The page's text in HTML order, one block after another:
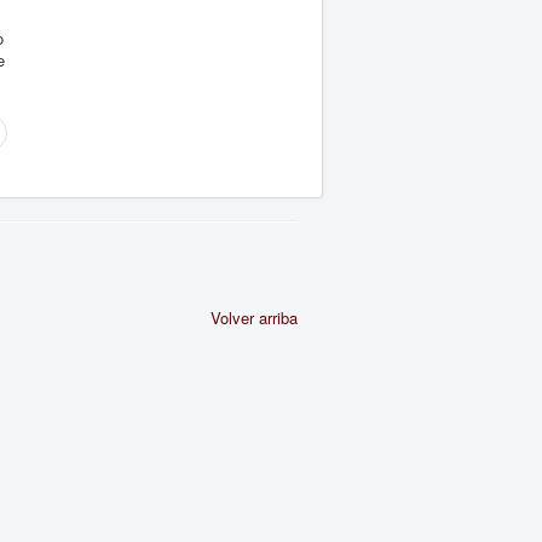
Volver arriba